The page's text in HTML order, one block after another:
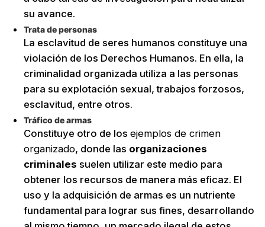
su avance.
Trata de personas
La esclavitud de seres humanos constituye una
violación de los Derechos Humanos. En ella, la
criminalidad organizada utiliza a las personas
para su explotación sexual, trabajos forzosos,
esclavitud, entre otros.
Tráfico de armas
Constituye otro de los ejemplos de crimen
organizado, donde las organizaciones
criminales suelen utilizar este medio para
obtener los recursos de manera más eficaz. El
uso y la adquisición de armas es un nutriente
fundamental para lograr sus fines, desarrollando